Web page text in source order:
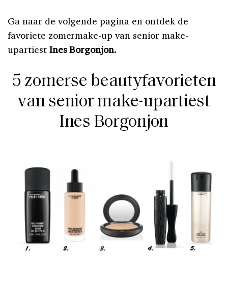
Ga naar de volgende pagina en ontdek de
favoriete zomermake-up van senior make-
upartiest Ines Borgonjon.
5 zomerse beautyfavorieten
van senior make-upartiest
Ines Borgonjon